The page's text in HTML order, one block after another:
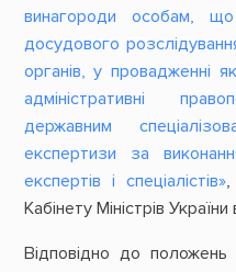
винагороди особам,
досудового
органів, у провадженні
адміністративні
державним
експертизи за
експертів і спеціалістів»,
Кабінету Міністрів
Відповідно до положень